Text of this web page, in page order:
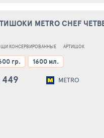
METRO CHEF
КОНСЕРВИРОВАННЫЕ АРТИШОК
гр. 1600 мл.
449 METRO